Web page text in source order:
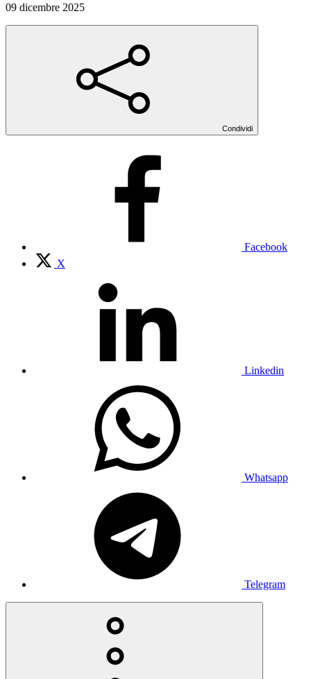
09 dicembre 2025
Condividi
Facebook
X
Linkedin
Whatsapp
Telegram